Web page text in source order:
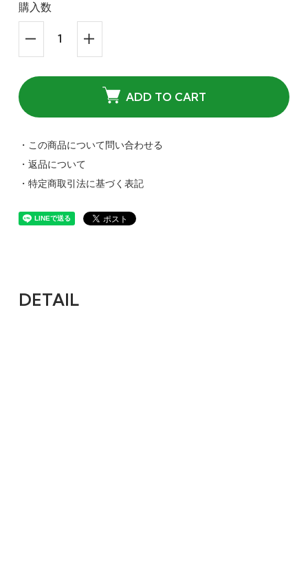
購入数
ADD TO CART
・この商品について問い合わせる
・返品について
・特定商取引法に基づく表記
DETAIL